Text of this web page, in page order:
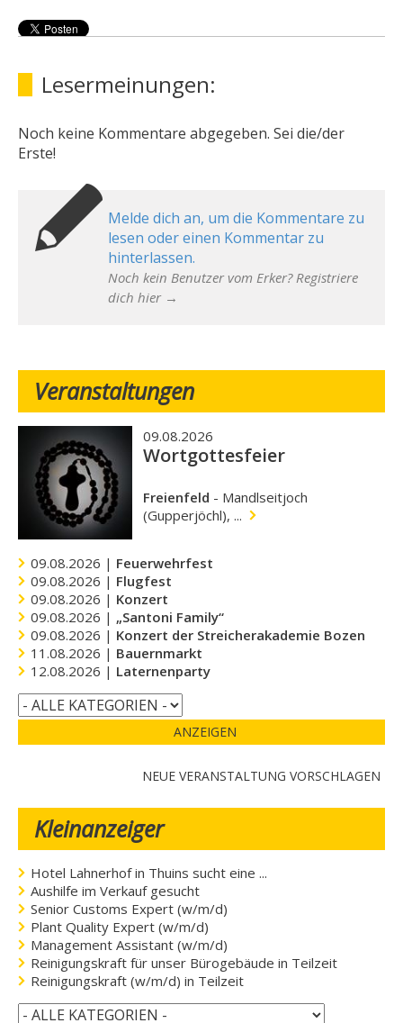
Lesermeinungen:
Noch keine Kommentare abgegeben. Sei die/der
Erste!
Melde dich an, um die Kommentare zu
lesen oder einen Kommentar zu
hinterlassen.
Noch kein Benutzer vom Erker? Registriere
dich hier →
Veranstaltungen
09.08.2026
Wortgottesfeier
Freienfeld - Mandlseitjoch
(Gupperjöchl), ...
09.08.2026 | Feuerwehrfest
09.08.2026 | Flugfest
09.08.2026 | Konzert
09.08.2026 | „Santoni Family“
09.08.2026 | Konzert der Streicherakademie Bozen
11.08.2026 | Bauernmarkt
12.08.2026 | Laternenparty
ANZEIGEN
NEUE VERANSTALTUNG VORSCHLAGEN
Kleinanzeiger
Hotel Lahnerhof in Thuins sucht eine ...
Aushilfe im Verkauf gesucht
Senior Customs Expert (w/m/d)
Plant Quality Expert (w/m/d)
Management Assistant (w/m/d)
Reinigungskraft für unser Bürogebäude in Teilzeit
Reinigungskraft (w/m/d) in Teilzeit